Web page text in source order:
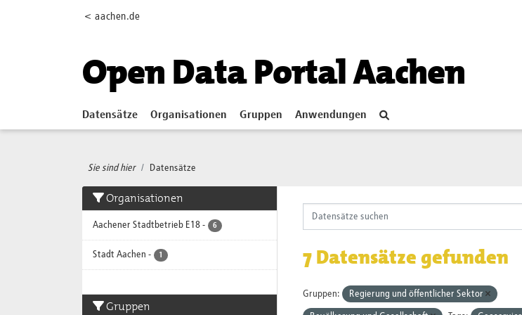
< aachen.de
Open Data Portal Aachen
Datensätze Organisationen Gruppen Anwendungen
Sie sind hier Datensätze
Organisationen
Aachener Stadtbetrieb E18 - 6
Stadt Aachen - 1
Gruppen
7 Datensätze gefunden
Gruppen: Regierung und öffentlicher Sektor